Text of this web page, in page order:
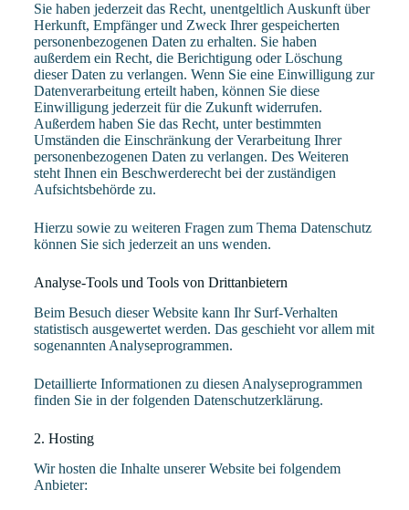
Sie haben jederzeit das Recht, unentgeltlich Auskunft über
Herkunft, Empfänger und Zweck Ihrer gespeicherten
personenbezogenen Daten zu erhalten. Sie haben
außerdem ein Recht, die Berichtigung oder Löschung
dieser Daten zu verlangen. Wenn Sie eine Einwilligung zur
Datenverarbeitung erteilt haben, können Sie diese
Einwilligung jederzeit für die Zukunft widerrufen.
Außerdem haben Sie das Recht, unter bestimmten
Umständen die Einschränkung der Verarbeitung Ihrer
personenbezogenen Daten zu verlangen. Des Weiteren
steht Ihnen ein Beschwerderecht bei der zuständigen
Aufsichtsbehörde zu.
Hierzu sowie zu weiteren Fragen zum Thema Datenschutz
können Sie sich jederzeit an uns wenden.
Analyse-Tools und Tools von Dritt­anbietern
Beim Besuch dieser Website kann Ihr Surf-Verhalten
statistisch ausgewertet werden. Das geschieht vor allem mit
sogenannten Analyseprogrammen.
Detaillierte Informationen zu diesen Analyseprogrammen
finden Sie in der folgenden Datenschutzerklärung.
2. Hosting
Wir hosten die Inhalte unserer Website bei folgendem
Anbieter: